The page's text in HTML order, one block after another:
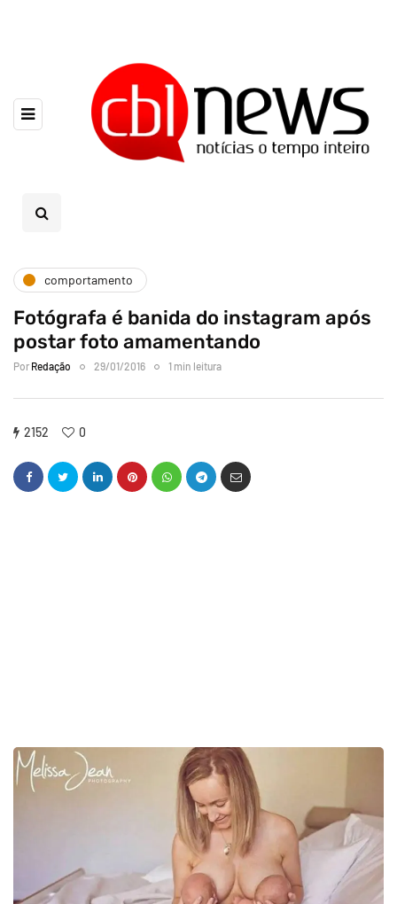
comportamento
Fotógrafa é banida do instagram após
postar foto amamentando
Por Redação 29/01/2016 1 min leitura
2152 0